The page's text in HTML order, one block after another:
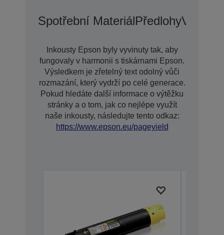
Spotřební MateriálPředlohy
Inkousty Epson byly vyvinuty tak, aby
fungovaly v harmonii s tiskárnami Epson.
Výsledkem je zřetelný text odolný vůči
rozmazání, který vydrží po celé generace.
Pokud hledáte další informace o výtěžku
stránky a o tom, jak co nejlépe využít
naše inkousty, následujte tento odkaz:
https://www.epson.eu/pageyield